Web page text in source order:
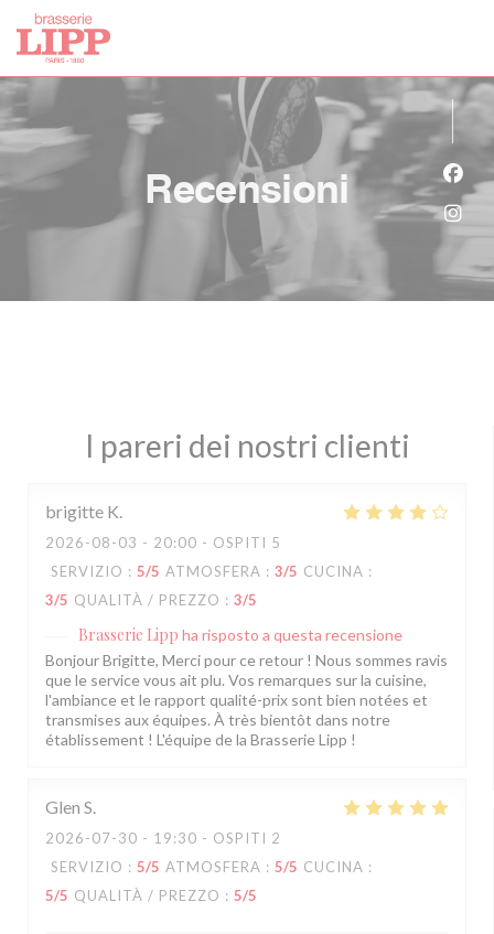
Personalizzazione delle tue scelte sui cookie
Recensioni
I pareri dei nostri clienti
brigitte K
2026-08-03 - 20:00 - OSPITI 5
SERVIZIO : 5/5 ATMOSFERA : 3/5 CUCINA :
3/5 QUALITÀ / PREZZO : 3/5
Brasserie Lipp ha risposto a questa recensione
Bonjour Brigitte, Merci pour ce retour ! Nous sommes ravis
que le service vous ait plu. Vos remarques sur la cuisine,
l'ambiance et le rapport qualité-prix sont bien notées et
transmises aux équipes. À très bientôt dans notre
établissement ! L'équipe de la Brasserie Lipp !
Glen S
2026-07-30 - 19:30 - OSPITI 2
SERVIZIO : 5/5 ATMOSFERA : 5/5 CUCINA :
5/5 QUALITÀ / PREZZO : 5/5